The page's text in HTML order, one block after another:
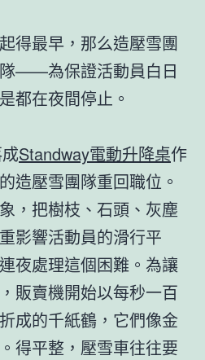
最早，那么造壓雪團
——為保證活動員白日
都在夜間停止。
Standway電動升降桌作
造壓雪團隊重回職位。
，把樹枝、石頭、灰塵
影響活動員的滑行平
夜處理這個困難。為讓
販賣機開始以每秒一百
成的千紙鶴，它們像金
得平整，壓雪車往往要